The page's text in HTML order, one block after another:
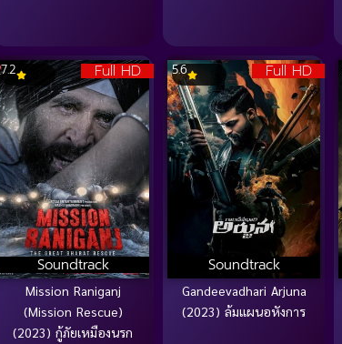
Full HD
Soundtrack
7.2
Mission Raniganj
(Mission Rescue)
(2023) กู้ภัยเหมืองนรก
Full HD
Soundtrack
5.6
Gandeevadhari Arjuna
(2023) ล้มแผนอหังการ